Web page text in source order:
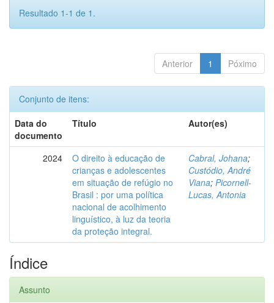
Resultado 1-1 de 1.
Anterior 1 Póximo
Conjunto de itens:
Data do
documento
Título Autor(es)
2024
O direito à educação de
crianças e adolescentes
em situação de refúgio no
Brasil : por uma política
nacional de acolhimento
linguístico, à luz da teoria
da proteção integral.
Cabral, Johana;
Custódio, André
Viana; Picornell-
Lucas, Antonia
Índice
Assunto